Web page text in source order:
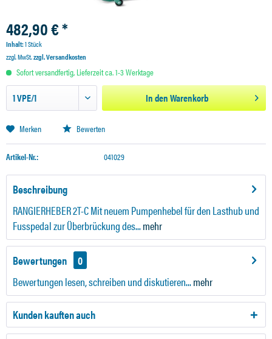
482,90 € *
Inhalt:1 Stück
zzgl. MwSt.zzgl. Versandkosten
Sofort versandfertig, Lieferzeit ca. 1-3 Werktage
In denWarenkorb
Merken Bewerten
Artikel-Nr.: 041029
Beschreibung
RANGIERHEBER 2T-C Mit neuem Pumpenhebel für den Lasthub und
Fusspedal zur Überbrückung des...mehr
Bewertungen
0
Bewertungen lesen, schreiben und diskutieren...mehr
Kunden kauften auch